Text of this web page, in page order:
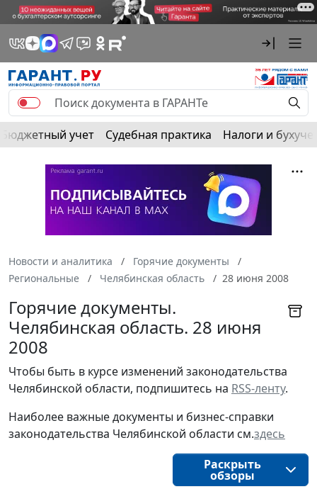
Бюджетный учет Судебная практика Налоги и
Новости и аналитика
Горячие документы
Региональные
Челябинская область 28 июня 2008
Горячие документы.
Челябинская область. 28 июня
2008
Чтобы быть в курсе изменений законодательства
Челябинской области, подпишитесь на RSS-ленту.
Наиболее важные документы и бизнес-справки
законодательства Челябинской области см.здесь
Раскрыть
обзоры